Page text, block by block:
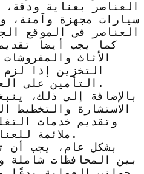
العناصر بعناية
سيارات مجهزة وآمنة،
العناصر في الموقع
كما يجب أيضا
الأثاث
التخزين إذا لزم
التأمين على العفش خلال عملية النقل.
بالإضافة إلى ذلك،
الاستشارة والتخطيط
وتقديم خدمات
ملائمة للعناصر المختلفة والأثاث.
بشكل عام، يجب أن
بين المحافظات شاملة